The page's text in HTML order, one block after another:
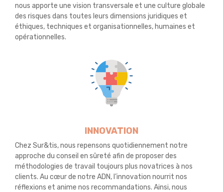
nous apporte une vision transversale et une culture globale
des risques dans toutes leurs dimensions juridiques et
éthiques, techniques et organisationnelles, humaines et
opérationnelles.
INNOVATION
Chez Sur&tis, nous repensons quotidiennement notre
approche du conseil en sûreté afin de proposer des
méthodologies de travail toujours plus novatrices à nos
clients. Au cœur de notre ADN, l’innovation nourrit nos
réflexions et anime nos recommandations. Ainsi, nous